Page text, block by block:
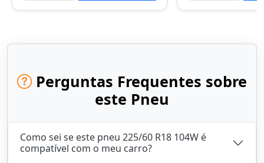
Perguntas Frequentes sobre
este Pneu
Como sei se este pneu 225/60 R18 104W é
compatível com o meu carro?